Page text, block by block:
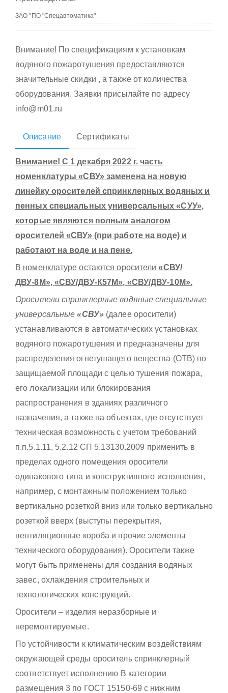
Внимание! По спецификациям к установкам
водяного пожаротушения предоставляются
значительные скидки , а также от количества
оборудования. Заявки присылайте по адресу
info@m01.ru
Описание Сертификаты
Внимание! С 1 декабря 2022 г. часть
номенклатуры «СВУ» заменена на новую
линейку оросителей спринклерных водяных и
пенных специальных универсальных «СУУ»,
которые являются полным аналогом
оросителей «СВУ» (при работе на воде) и
работают на воде и на пене.
В номенклатуре остаются оросители«СВУ/
ДВУ-8М», «СВУ/ДВУ-К57М», «СВУ/ДВУ-10М».
Оросители спринклерные водяные специальные
универсальные«СВУ»(далее оросители)
устанавливаются в автоматических установках
водяного пожаротушения и предназначены для
распределения огнетушащего вещества (ОТВ) по
защищаемой площади с целью тушения пожара,
его локализации или блокирования
распространения в зданиях различного
назначения, а также на объектах, где отсутствует
техническая возможность с учетом требований
п.п.5.1.11, 5.2.12 СП 5.13130.2009 применить в
пределах одного помещения оросители
одинакового типа и конструктивного исполнения,
например, с монтажным положением только
вертикально розеткой вниз или только вертикально
розеткой вверх (выступы перекрытия,
вентиляционные короба и прочие элементы
технического оборудования). Оросители также
могут быть применены для создания водяных
завес, охлаждения строительных и
технологических конструкций.
Оросители – изделия неразборные и
неремонтируемые.
По устойчивости к климатическим воздействиям
окружающей среды ороситель спринклерный
соответствует исполнению В категории
размещения 3 по ГОСТ 15150-69 с нижним